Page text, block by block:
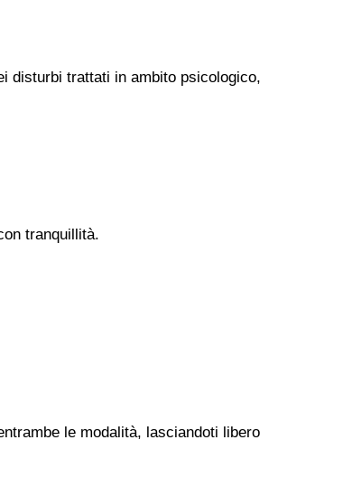
disturbi trattati in ambito psicologico,
tranquillità.
le modalità, lasciandoti libero